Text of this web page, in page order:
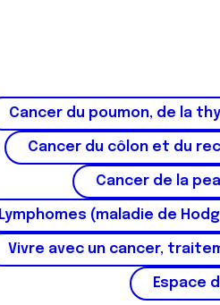
Cancer du poumon, de la
Cancer du côlon et du
Cancer de la
Lymphomes (maladie de
Vivre avec un cancer,
Espace